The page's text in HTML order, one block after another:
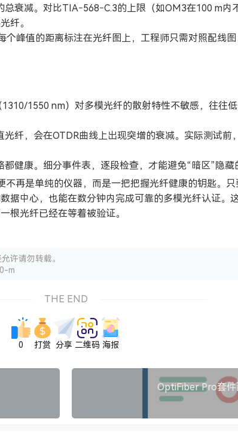
衰减。对比TIA‑568‑C.3的上限（如OM3在100 m内
纤。
个峰值的距离标注在光纤图上，工程师只需对照配线
1310/1550 nm）对多模光纤的散射特性不敏感，往往
光纤，会在OTDR曲线上出现突增的衰减。实际测试前
健康。细分事件表，逐段检查，才能避免“暗区”隐藏
再是单纯的仪器，而是一把把握光纤健康的钥匙。
据中心，也能在数分钟内完成可靠的多模光纤认证。
光纤已经在等着被验证。
许请勿转载。
m
THE END
0 打赏 分享 二维码 海报
OptiFiber Pro套